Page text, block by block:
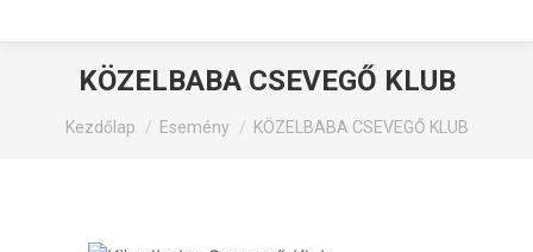
KÖZELBABA CSEVEGŐ KLUB
You are here:
Kezdőlap Esemény KÖZELBABA CSEVEGŐ KLUB